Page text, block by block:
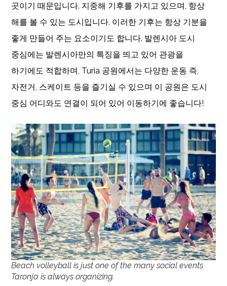
곳이기 때문입니다. 지중해 기후를 가지고 있으며, 항상
해를 볼 수 있는 도시입니다. 이러한 기후는 항상 기분을
좋게 만들어 주는 요소이기도 합니다. 발렌시아 도시
중심에는 발렌시아만의 특징을 띄고 있어 관광을
하기에도 적합하며, Turia 공원에서는 다양한 운동 즉,
자전거, 스케이트 등을 즐기실 수 있으며 이 공원은 도시
중심 어디와도 연결이 되어 있어 이동하기에 좋습니다!
Beach volleyball is just one of the many social events
Taronja is always organizing.